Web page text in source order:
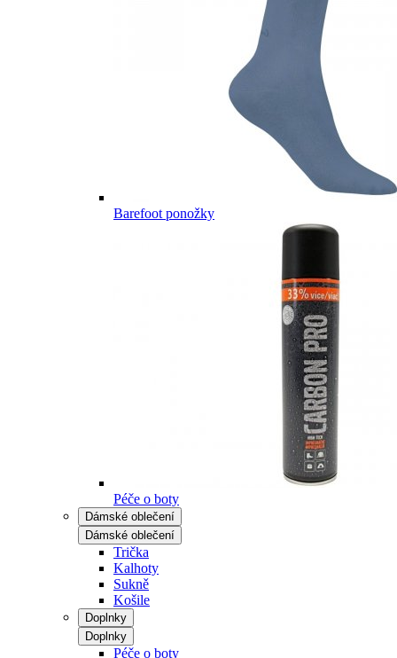
Barefoot ponožky
Péče o boty
Dámské oblečení
Dámské oblečení
Trička
Kalhoty
Sukně
Košile
Doplnky
Doplnky
Péče o boty